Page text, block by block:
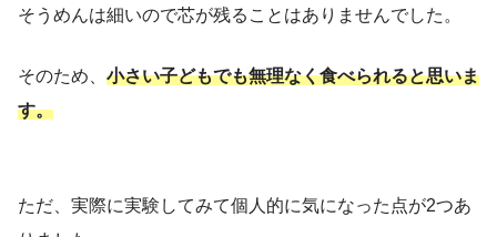
そうめんは細いので芯が残ることはありませんでした。
そのため、 小さい子どもでも無理なく食べられると思いま
す。
ただ、実際に実験してみて個人的に気になった点が2つあ